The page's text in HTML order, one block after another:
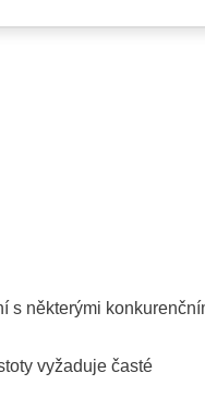
s některými
vyžaduje časté